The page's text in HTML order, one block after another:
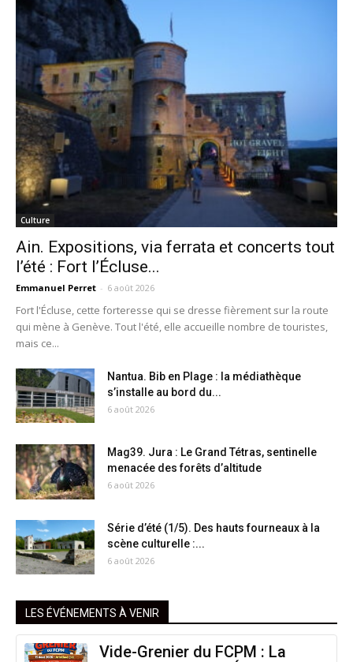
Culture
Ain. Expositions, via ferrata et concerts tout
l’été : Fort l’Écluse...
Emmanuel Perret - 6 août 2026
Fort l'Écluse, cette forteresse qui se dresse fièrement sur la route
qui mène à Genève. Tout l'été, elle accueille nombre de touristes,
mais ce...
Nantua. Bib en Plage : la médiathèque
s’installe au bord du...
6 août 2026
Mag39. Jura : Le Grand Tétras, sentinelle
menacée des forêts d’altitude
6 août 2026
Série d’été (1/5). Des hauts fourneaux à la
scène culturelle :...
6 août 2026
LES ÉVÉNEMENTS À VENIR
Vide-Grenier du FCPM : La